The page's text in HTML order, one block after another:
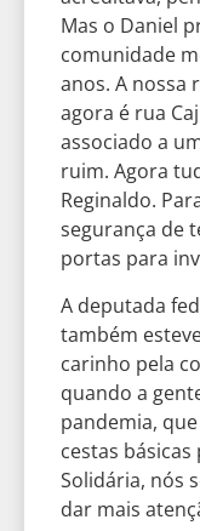
Mas o Daniel
comunidade
anos. A nossa
agora é rua
associado a
ruim. Agora
Reginaldo.
segurança de
portas para
A deputada
também
carinho pela
quando a
pandemia,
cestas
Solidária, nós
dar mais